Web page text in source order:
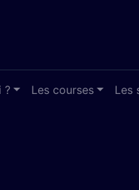
? Les courses Les